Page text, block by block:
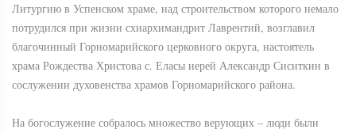
Литургию в Успенском храме, над строительством которого немало
потрудился при жизни схиархимандрит Лаврентий, возглавил
благочинный Горномарийского церковного округа, настоятель
храма Рождества Христова с. Еласы иерей Александр Сиситкин в
сослужении духовенства храмов Горномарийского района.
На богослужение собралось множество верующих – люди были